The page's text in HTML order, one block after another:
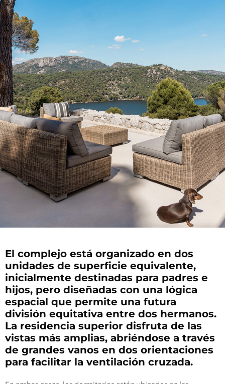
El complejo está organizado en dos
unidades de superficie equivalente,
inicialmente destinadas para padres e
hijos, pero diseñadas con una lógica
espacial que permite una futura
división equitativa entre dos hermanos.
La residencia superior disfruta de las
vistas más amplias, abriéndose a través
de grandes vanos en dos orientaciones
para facilitar la ventilación cruzada.